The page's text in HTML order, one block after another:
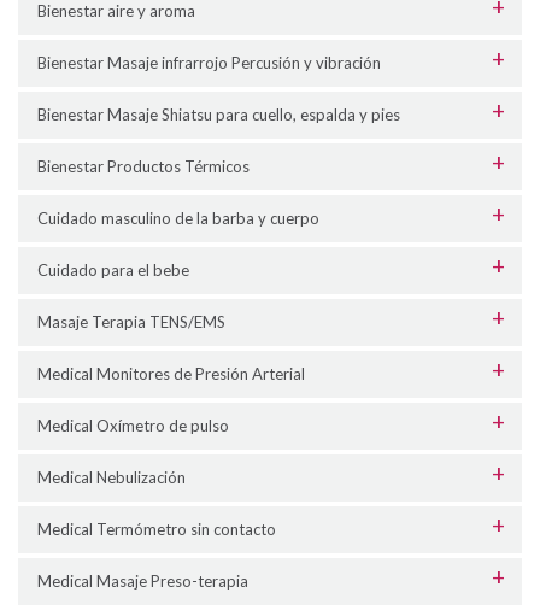
Bienestar aire y aroma
Bienestar Masaje infrarrojo Percusión y vibración
Bienestar Masaje Shiatsu para cuello, espalda y pies
Bienestar Productos Térmicos
Cuidado masculino de la barba y cuerpo
Cuidado para el bebe
Masaje Terapia TENS/EMS
Medical Monitores de Presión Arterial
Medical Oxímetro de pulso
Medical Nebulización
Medical Termómetro sin contacto
Medical Masaje Preso-terapia